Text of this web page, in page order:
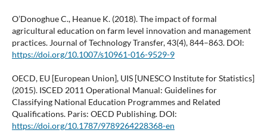
O’Donoghue C., Heanue K. (2018). The impact of formal
agricultural education on farm level innovation and management
practices. Journal of Technology Transfer, 43(4), 844–863. DOI:
https://doi.org/10.1007/s10961-016-9529-9
OECD, EU [European Union], UIS [UNESCO Institute for Statistics]
(2015). ISCED 2011 Operational Manual: Guidelines for
Classifying National Education Programmes and Related
Qualifications. Paris: OECD Publishing. DOI:
https://doi.org/10.1787/9789264228368-en